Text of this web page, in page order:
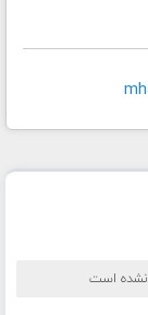
نشده است